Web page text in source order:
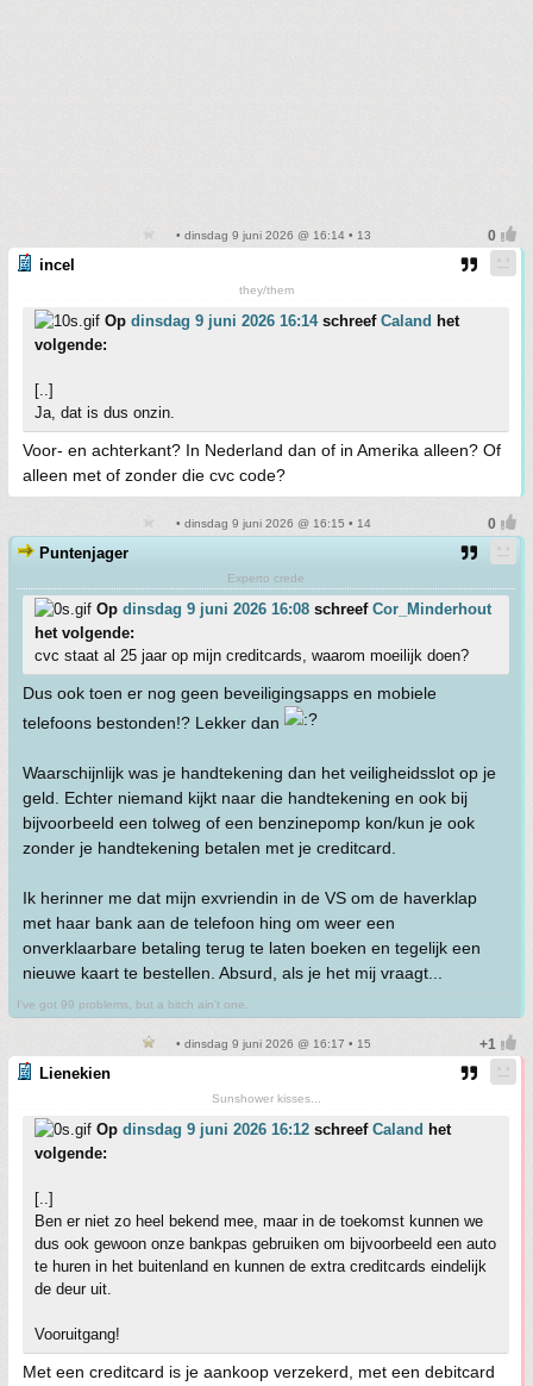
• dinsdag 9 juni 2026 @ 16:14 • 13
incel
they/them
Op dinsdag 9 juni 2026 16:14schreef Caland het
volgende:
[..]
Ja, dat is dus onzin.
Voor- en achterkant? In Nederland dan of in Amerika alleen? Of
alleen met of zonder die cvc code?
• dinsdag 9 juni 2026 @ 16:15 • 14
Puntenjager
Experto crede
Op dinsdag 9 juni 2026 16:08 schreef Cor_Minderhout
het volgende:
cvc staat al 25 jaar op mijn creditcards, waarom moeilijk doen?
Dus ook toen er nog geen beveiligingsapps en mobiele
telefoons bestonden!? Lekker dan
Waarschijnlijk was je handtekening dan het veiligheidsslot op je
geld. Echter niemand kijkt naar die handtekening en ook bij
bijvoorbeeld een tolweg of een benzinepomp kon/kun je ook
zonder je handtekening betalen met je creditcard.
Ik herinner me dat mijn exvriendin in de VS om de haverklap
met haar bank aan de telefoon hing om weer een
onverklaarbare betaling terug te laten boeken en tegelijk een
nieuwe kaart te bestellen. Absurd, als je het mij vraagt...
I've got 99 problems, but a bitch ain't one.
• dinsdag 9 juni 2026 @ 16:17 • 15
Lienekien
Sunshower kisses...
Op dinsdag 9 juni 2026 16:12 schreef Caland het
volgende:
[..]
Ben er niet zo heel bekend mee, maar in de toekomst kunnen we
dus ook gewoon onze bankpas gebruiken om bijvoorbeeld een auto
te huren in het buitenland en kunnen de extra creditcards eindelijk
de deur uit.
Vooruitgang!
Met een creditcard is je aankoop verzekerd, met een debitcard